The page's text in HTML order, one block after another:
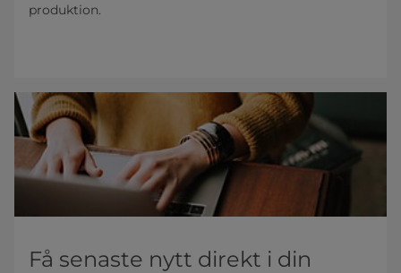
produktion.
Få senaste nytt direkt i din